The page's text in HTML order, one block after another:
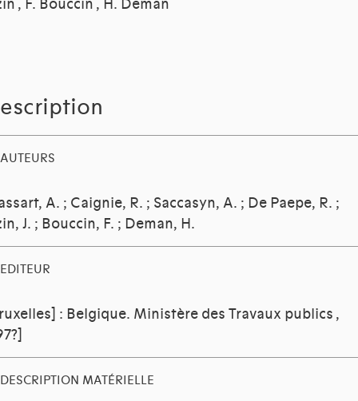
, F. Bouccin , H. Deman
AUTEURS
A. ; Caignie, R. ; Saccasyn, A. ; De Paepe, R. ;
J. ; Bouccin, F. ; Deman, H.
EDITEUR
: Belgique. Ministère des Travaux publics ,
DESCRIPTION MATÉRIELLE